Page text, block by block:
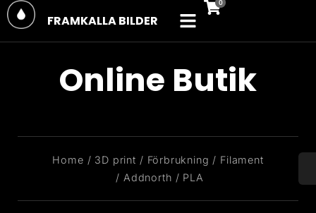
FRAMKALLA BILDER
Online Butik
You are here:
Home 3D print Förbrukning
Filament
Addnorth
PLA